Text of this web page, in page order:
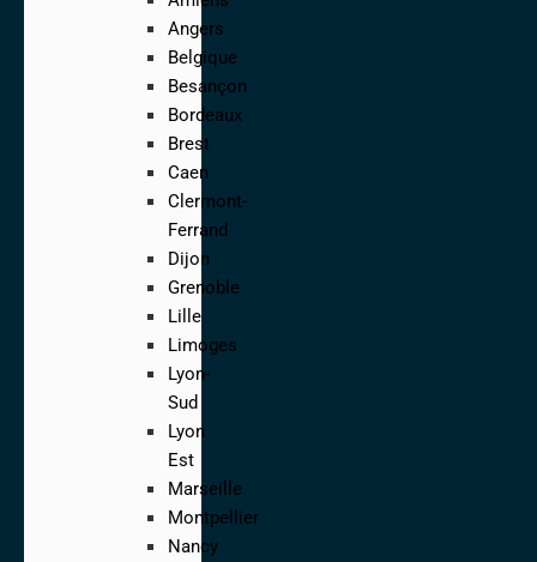
Angers
Belgique
Besançon
Bordeaux
Brest
Caen
Clermont-
Ferrand
Dijon
Grenoble
Lille
Limoges
Lyon-
Sud
Lyon
Est
Marseille
Montpellier
Nancy